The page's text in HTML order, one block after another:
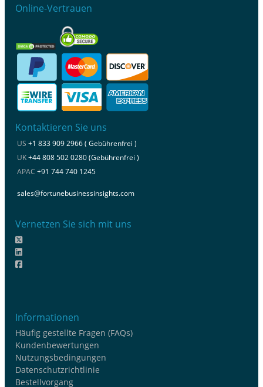
Online-Vertrauen
Kontaktieren Sie uns
US +1 833 909 2966 ( Gebührenfrei )
UK+44 808 502 0280 (Gebührenfrei )
APAC +91 744 740 1245
sales@fortunebusinessinsights.com
Vernetzen Sie sich mit uns
Informationen
Häufig gestellte Fragen (FAQs)
Kundenbewertungen
Nutzungsbedingungen
Datenschutzrichtlinie
Bestellvorgang